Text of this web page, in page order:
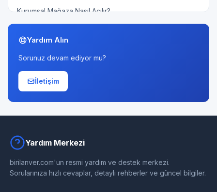
Kurumsal Mağaza Nasıl Açılır?
Yardım Alın
Sorunuz devam ediyor mu?
İletişim
Yardım Merkezi
birilanver.com'un resmi yardım ve destek merkezi.
Sorularınıza hızlı cevaplar, detaylı rehberler ve güncel bilgiler.